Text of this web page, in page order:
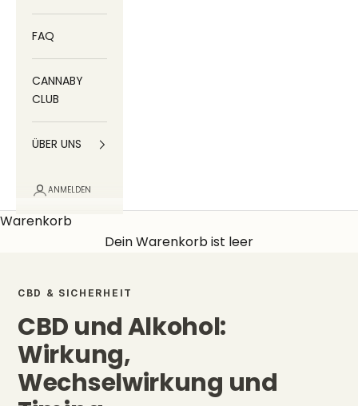
FAQ
CANNABY
CLUB
ÜBER UNS
ANMELDEN
Warenkorb
Dein Warenkorb ist leer
CBD & SICHERHEIT
CBD und Alkohol:
Wirkung,
Wechselwirkung und